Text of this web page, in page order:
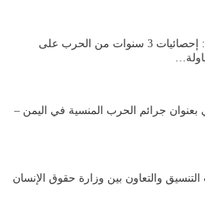
فعالية بعنوان: إحصائيات 3 سنوات من الحرب على
جرائم الحرب المنسية في اليمن –
التنسيق والتعاون بين وزارة حقوق الإنسان